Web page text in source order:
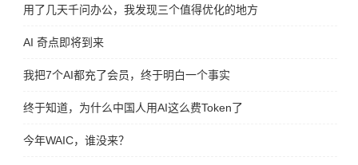
用了几天千问办公，我发现三个值得优化的地方
AI 奇点即将到来
我把7个AI都充了会员，终于明白一个事实
终于知道，为什么中国人用AI这么费Token了
今年WAIC，谁没来？